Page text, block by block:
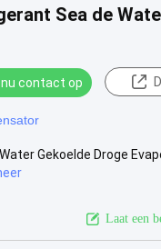
Sea de
nu contact op
Gekoelde Droge
Laat een